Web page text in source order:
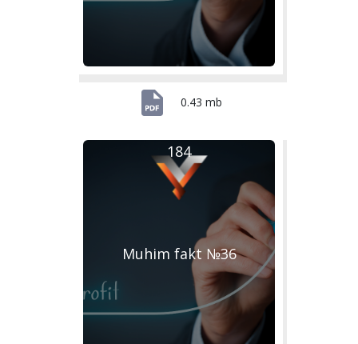
0.43 mb
Muhim fakt №36
184